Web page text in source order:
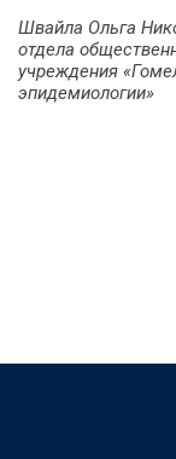
Швайла Ольга
отдела
учреждения
эпидемиологии»